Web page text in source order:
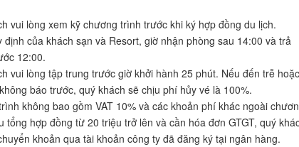
vui lòng xem kỹ chương trình trước khi ký hợp đồng du lịch.
định của khách sạn và Resort, giờ nhận phòng sau 14:00 và trả
12:00.
vui lòng tập trung trước giờ khởi hành 25 phút. Nếu đến trễ hoặc
báo trước, quý khách sẽ chịu phí hủy vé là 100%.
không bao gồm VAT 10% và các khoản phí khác ngoài
tổng hợp đồng từ 20 triệu trở lên và cần hóa đơn GTGT, quý
khoản qua tài khoản công ty đã đăng ký tại ngân hàng.